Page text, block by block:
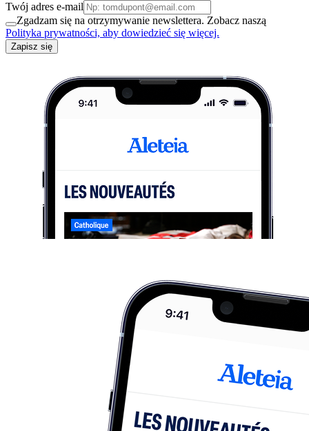
Twój adres e-mail
Zgadzam się na otrzymywanie newslettera. Zobacz naszą
Polityka prywatności, aby dowiedzieć się więcej.
Zapisz się